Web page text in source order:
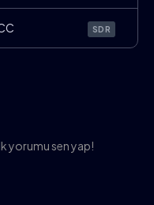
SDR
yorumu sen yap!